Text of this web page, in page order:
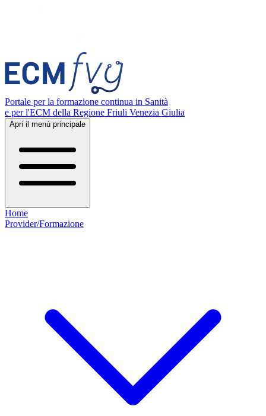
Portale per la formazione continua in Sanità
e per l'ECM della Regione Friuli Venezia Giulia
Apri il menù principale
Home
Provider/Formazione